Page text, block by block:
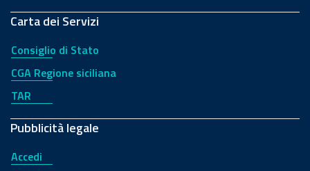
Carta dei Servizi
Consiglio di Stato
CGA Regione siciliana
TAR
Pubblicità legale
Accedi